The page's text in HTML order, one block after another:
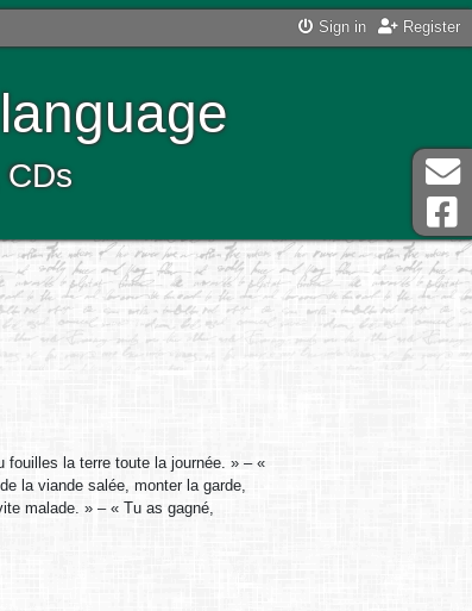
Sign in Register
la terre toute la journée. » – «
la viande salée, monter la garde,
malade. » – « Tu as gagné,